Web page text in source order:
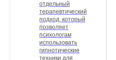
отдельный
терапевтический
подход, который
позволяет
психологам
использовать
гипнотические
техники для